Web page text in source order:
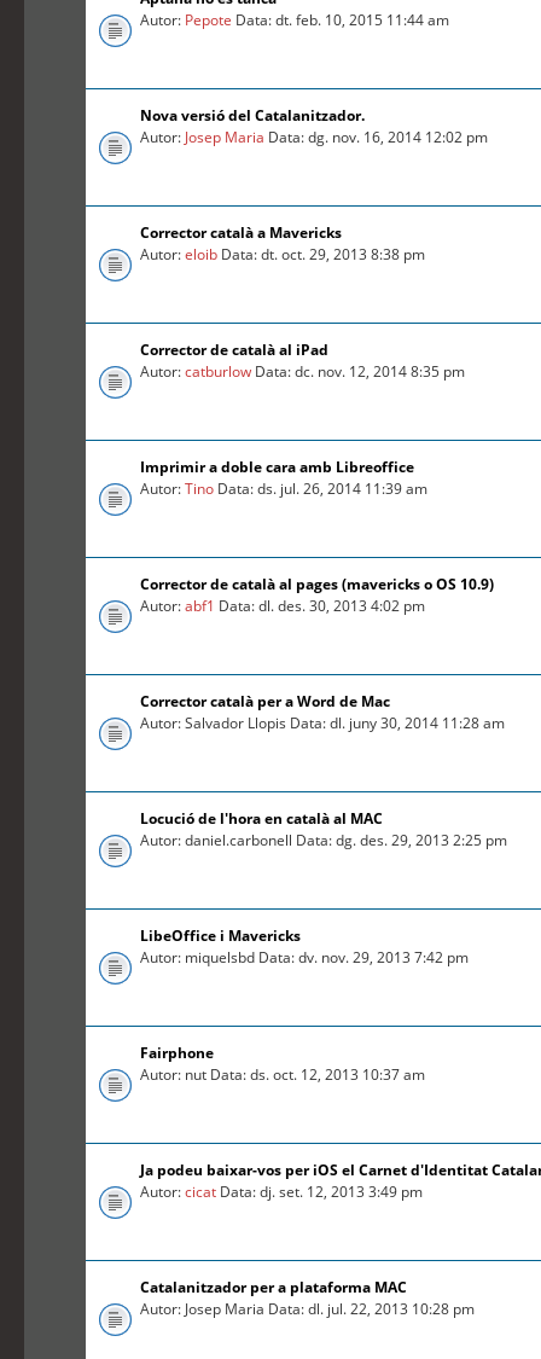
Autor: Pepote Data: dt. feb. 10, 2015 11:44 am
Nova versió del Catalanitzador.
Autor: Josep Maria Data: dg. nov. 16, 2014 12:02 pm
Corrector català a Mavericks
Autor:eloib Data: dt. oct. 29, 2013 8:38 pm
Corrector de català al iPad
Autor:catburlow Data: dc. nov. 12, 2014 8:35 pm
Imprimir a doble cara amb Libreoffice
Autor:Tino Data: ds. jul. 26, 2014 11:39 am
Corrector de català al pages (mavericks o OS 10.9)
Autor:abf1 Data: dl. des. 30, 2013 4:02 pm
Corrector català per a Word de Mac
Autor: Salvador Llopis Data: dl. juny 30, 2014 11:28 am
Locució de l'hora en català al MAC
Autor: daniel.carbonell Data: dg. des. 29, 2013 2:25 pm
LibeOffice i Mavericks
Autor: miquelsbd Data: dv. nov. 29, 2013 7:42 pm
Fairphone
Autor: nut Data: ds. oct. 12, 2013 10:37 am
Ja podeu baixar-vos per iOS el Carnet d'Identitat
Autor:cicat Data: dj. set. 12, 2013 3:49 pm
Catalanitzador per a plataforma MAC
Autor: Josep Maria Data: dl. jul. 22, 2013 10:28 pm